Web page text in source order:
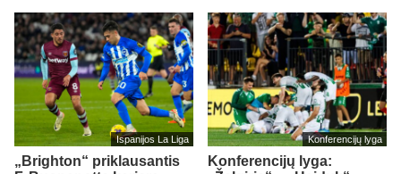
Ispanijos La Liga
„Brighton“ priklausantis
Konferencijų lyga
Konferencijų lyga: